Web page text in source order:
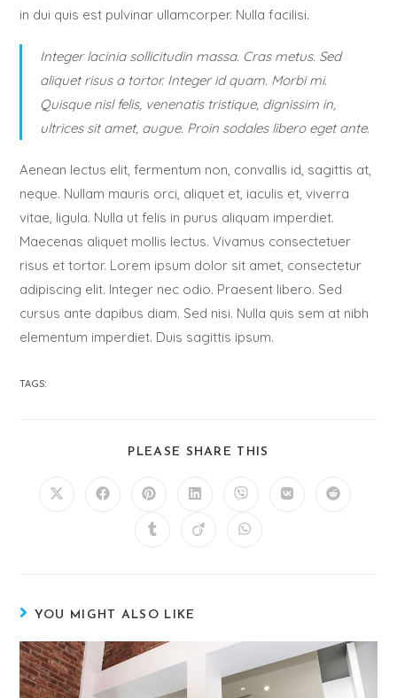
in dui quis est pulvinar ullamcorper. Nulla facilisi.
Integer lacinia sollicitudin massa. Cras metus. Sed
aliquet risus a tortor. Integer id quam. Morbi mi.
Quisque nisl felis, venenatis tristique, dignissim in,
ultrices sit amet, augue. Proin sodales libero eget ante.
Aenean lectus elit, fermentum non, convallis id, sagittis at,
neque. Nullam mauris orci, aliquet et, iaculis et, viverra
vitae, ligula. Nulla ut felis in purus aliquam imperdiet.
Maecenas aliquet mollis lectus. Vivamus consectetuer
risus et tortor. Lorem ipsum dolor sit amet, consectetur
adipiscing elit. Integer nec odio. Praesent libero. Sed
cursus ante dapibus diam. Sed nisi. Nulla quis sem at nibh
elementum imperdiet. Duis sagittis ipsum.
TAGS:
PLEASE SHARE THIS
YOU MIGHT ALSO LIKE